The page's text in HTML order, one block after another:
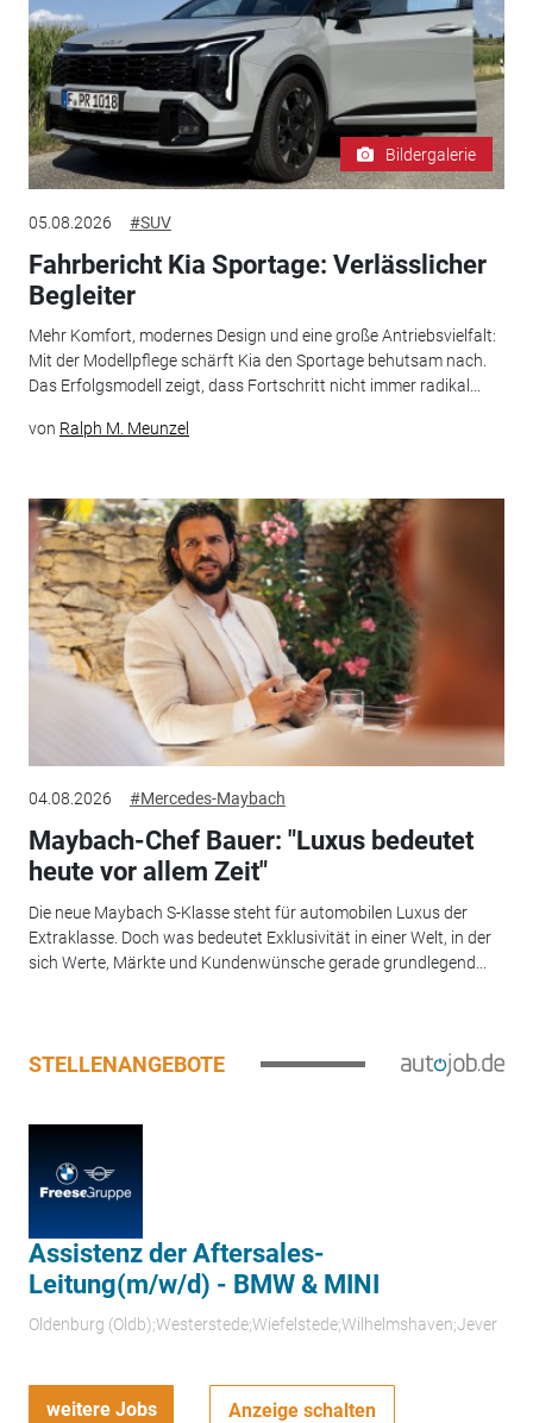
Bildergalerie
05.08.2026 #SUV
Fahrbericht Kia Sportage: Verlässlicher
Begleiter
Mehr Komfort, modernes Design und eine große Antriebsvielfalt:
Mit der Modellpflege schärft Kia den Sportage behutsam nach.
Das Erfolgsmodell zeigt, dass Fortschritt nicht immer radikal...
von Ralph M. Meunzel
04.08.2026 #Mercedes-Maybach
Maybach-Chef Bauer: "Luxus bedeutet
heute vor allem Zeit"
Die neue Maybach S-Klasse steht für automobilen Luxus der
Extraklasse. Doch was bedeutet Exklusivität in einer Welt, in der
sich Werte, Märkte und Kundenwünsche gerade grundlegend...
STELLENANGEBOTE
Assistenz der Aftersales-
Leitung(m/w/d) - BMW & MINI
Oldenburg (Oldb);Westerstede;Wiefelstede;Wilhelmshaven;Jever
weitere Jobs Anzeige schalten